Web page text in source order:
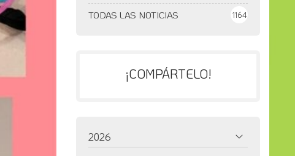
TODAS LAS NOTICIAS 1164
¡COMPÁRTELO!
2026